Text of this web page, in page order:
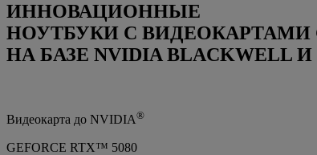
ИННОВАЦИОННЫЕ
НОУТБУКИ С ВИДЕОКАРТАМИ
НА БАЗЕ NVIDIA BLACKWELL
Видеокарта до NVIDIA®
GEFORCE RTX™ 5080